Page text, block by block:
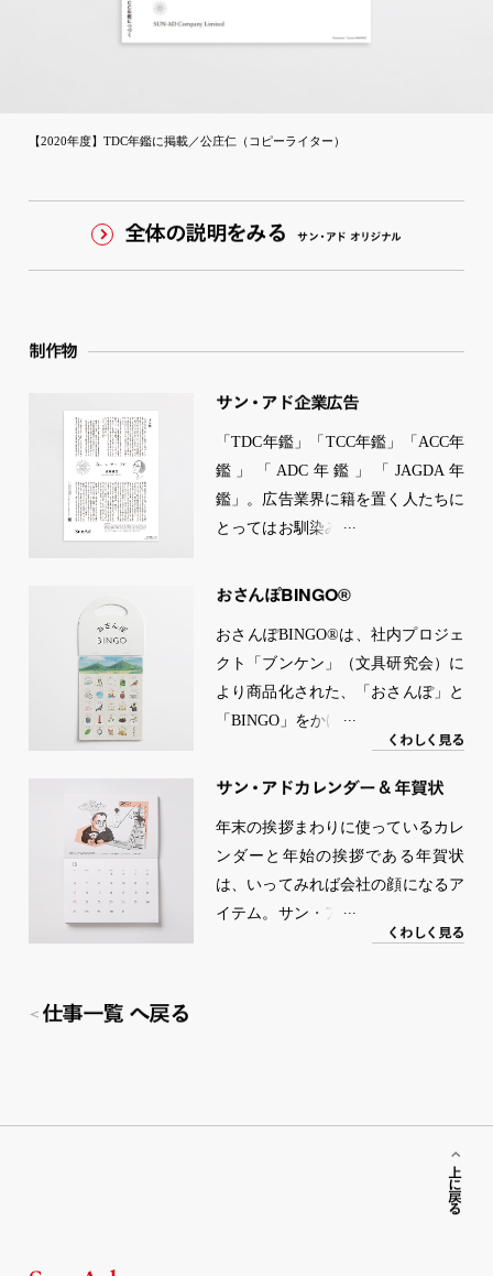
【2020年度】TDC年鑑に掲載／公庄仁（コピーライター）
全体の説明をみる サン・ ア ド オリジナル
制作物
サン・ アド企業広告
「TDC年鑑」「TCC年鑑」「ACC年
鑑」「ADC年鑑」「JAGDA年
鑑」。広告業界に籍を置く人たちに
とってはお馴染みの年鑑に、毎年自
年からは「サン・アドの中の人」
いうテーマで社員が登場。さまざま
な職種のメンバーが在籍している会
社であり、社員の個性や彼らが感じ
た会社の「らしさ」を通して会社の
おさんぽBINGO®︎
おさんぽBINGO®︎は、社内プロジェ
クト「ブンケン」（文具研究会）に
より商品化された、「おさんぽ」と
「BINGO」をかけあわせた移動式ビ
ンゴゲーム。たとえば「はる」のビ
ンゴカードには、「さくら」「つく
端で遭遇しそうなモノやコトのイラ
ストが描かれている。これを散歩中
に持ち歩き、絵柄にあるものを見つ
けたら穴を開けていく。「いつもの
ン・アドの枠を超えて広く話題にな
った。2020年ACC賞デザイン部門で
ゴールド、ブランデッド・コミュニ
ケーション部門でブロンズを受賞。
く わしく 見る
サン・ アドカレンダー & 年賀状
年末の挨拶まわりに使っているカレ
ンダーと年始の挨拶である年賀状
は、いってみれば会社の顔になるア
イテム。サン・アドでは毎年、デザ
イナー、コピーライター、カメラマ
く わしく 見る
仕事一覧 へ戻る
上に戻る